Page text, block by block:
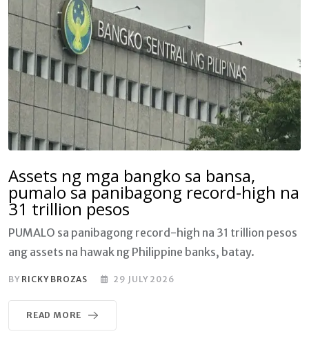
Assets ng mga bangko sa bansa,
pumalo sa panibagong record-high na
31 trillion pesos
PUMALO sa panibagong record-high na 31 trillion pesos
ang assets na hawak ng Philippine banks, batay.
BY RICKY BROZAS 29 JULY 2026
READ MORE